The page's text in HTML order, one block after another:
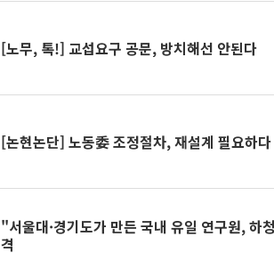
[노무, 톡!] 교섭요구 공문, 방치해선 안된다
[논현논단] 노동委 조정절차, 재설계 필요하다
"서울대·경기도가 만든 국내 유일 연구원,
격